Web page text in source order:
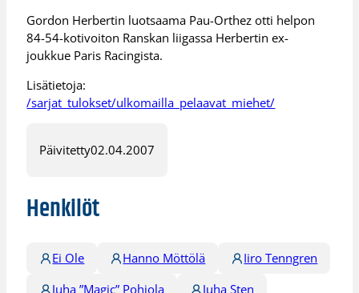
Gordon Herbertin luotsaama Pau-Orthez otti helpon
84-54-kotivoiton Ranskan liigassa Herbertin ex-
joukkue Paris Racingista.
Lisätietoja:
/sarjat_tulokset/ulkomailla_pelaavat_miehet/
Päivitetty02.04.2007
Henkilöt
Ei Ole Hanno Möttölä
Iiro Tenngren
Juha ”Magic” Pohjola
Juha Sten